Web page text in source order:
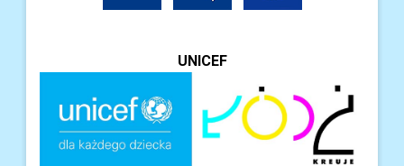
UNICEF